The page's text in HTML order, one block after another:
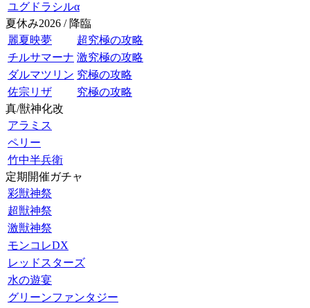
ユグドラシルα
夏休み2026 / 降臨
麗夏映夢
超究極の攻略
チルサマーナ 激究極の攻略
ダルマツリン 究極の攻略
佐宗リザ
究極の攻略
真/獣神化改
アラミス
ペリー
竹中半兵衛
定期開催ガチャ
彩獣神祭
超獣神祭
激獣神祭
モンコレDX
レッドスターズ
水の遊宴
グリーンファンタジー